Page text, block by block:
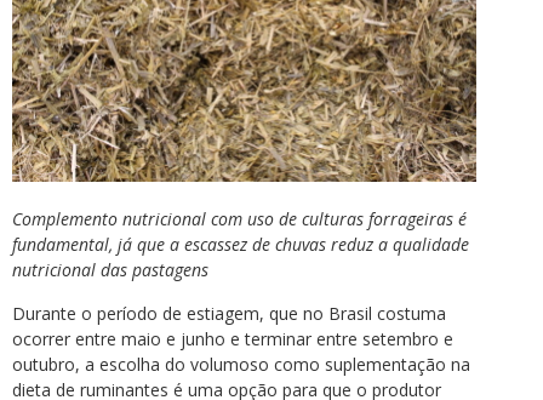
Complemento nutricional com uso de culturas forrageiras é
fundamental, já que a escassez de chuvas reduz a qualidade
nutricional das pastagens
Durante o período de estiagem, que no Brasil costuma
ocorrer entre maio e junho e terminar entre setembro e
outubro, a escolha do volumoso como suplementação na
dieta de ruminantes é uma opção para que o produtor